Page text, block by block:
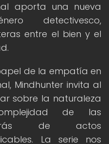
aporta una nueva
detectivesco,
entre el bien y el
de la empatía en
Mindhunter invita al
sobre la naturaleza
de las
de actos
La serie nos